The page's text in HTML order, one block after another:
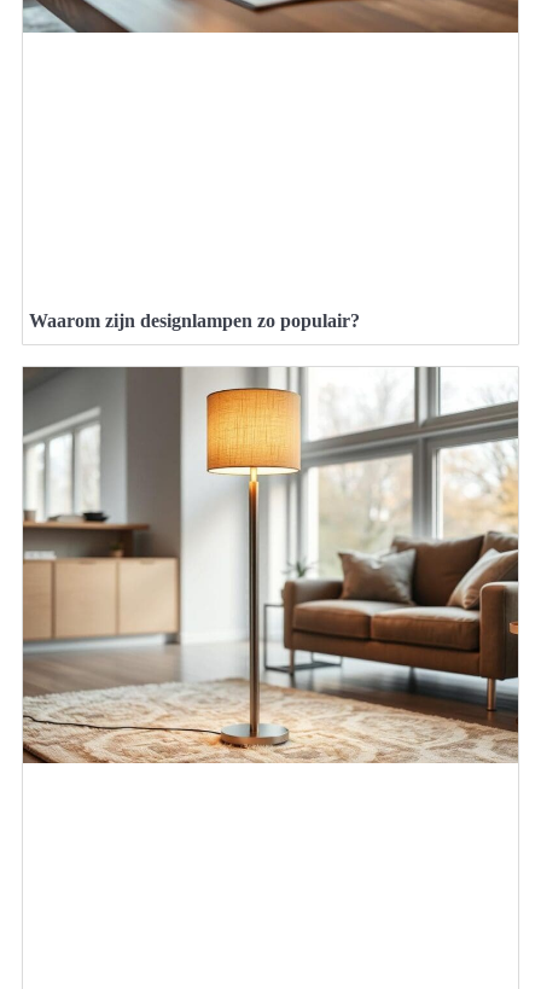
Waarom zijn designlampen zo populair?